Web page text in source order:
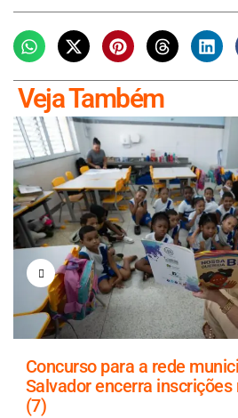
Veja Também
Concurso para a rede
Salvador encerra
(7)